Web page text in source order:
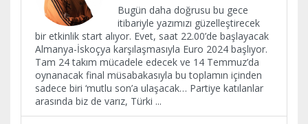
Bugün daha doğrusu bu gece
itibariyle yazımızı güzelleştirecek
bir etkinlik start alıyor. Evet, saat 22.00’de başlayacak
Almanya-İskoçya karşılaşmasıyla Euro 2024 başlıyor.
Tam 24 takım mücadele edecek ve 14 Temmuz’da
oynanacak final müsabakasıyla bu toplamın içinden
sadece biri ‘mutlu son’a ulaşacak… Partiye katılanlar
arasında biz de varız, Türki ...